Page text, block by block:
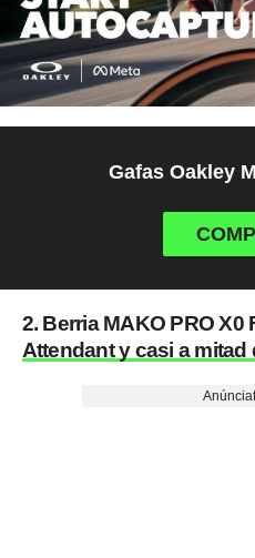
Gafas Oakley
2. Berria MAKO PRO X0
Attendant y casi a mitad